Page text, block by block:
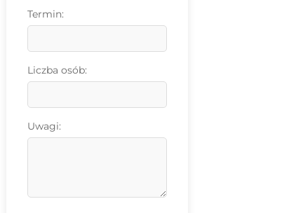
Termin:
Liczba osób:
Uwagi: